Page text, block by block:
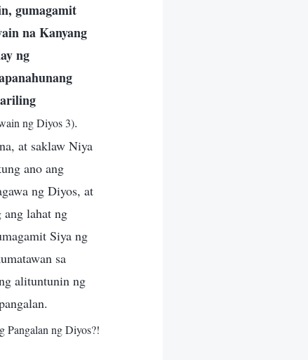
gumagamit
na Kanyang
ng
ng Diyos 3).
at saklaw Niya
ano ang
ng Diyos, at
lahat ng
Siya ng
sa
alituntunin ng
Pangalan ng Diyos?!